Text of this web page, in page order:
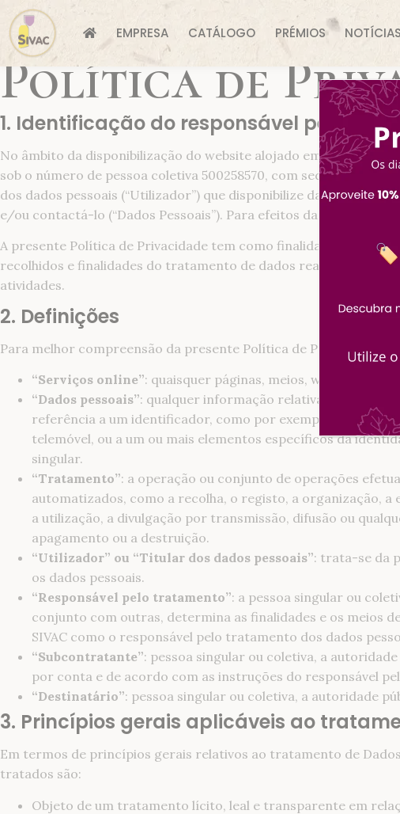
EMPRESA CATÁLOGO PRÉMIOS NOTÍCIAS
Política de
1. Identificação do responsável pelo
No âmbito da disponibilização do website alojado emhttps://
sob o número de pessoa coletiva 500258570, com sede na
dos dados pessoais (“Utilizador”) que disponibilize dados
e/ou contactá-lo (“Dados Pessoais”). Para efeitos da presente
A presente Política de Privacidade tem como finalidade prestar
recolhidos e finalidades do tratamento de dados realizado, e
atividades.
2. Definições
Para melhor compreensão da presente Política de Privacidade,
“Serviços online”: quaisquer páginas, meios, web, canais,
“Dados pessoais”: qualquer informação relativa a uma
referência a um identificador, como por exemplo um
telemóvel, ou a um ou mais elementos específicos da
singular.
“Tratamento”: a operação ou conjunto de operações
automatizados, como a recolha, o registo, a organização,
a utilização, a divulgação por transmissão, difusão ou
apagamento ou a destruição.
“Utilizador” ou “Titular dos dados pessoais”: trata-se da
os dados pessoais.
“Responsável pelo tratamento”: a pessoa singular ou
conjunto com outras, determina as finalidades e os meios
SIVAC como o responsável pelo tratamento dos dados
“Subcontratante”: pessoa singular ou coletiva, a
por conta e de acordo com as instruções do responsável
“Destinatário”: pessoa singular ou coletiva, a autoridade
3. Princípios gerais aplicáveis ao
Em termos de princípios gerais relativos ao tratamento de
tratados são:
Objeto de um tratamento lícito, leal e transparente em